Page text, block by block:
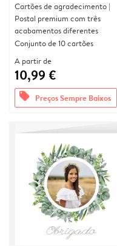
Cartões de agradecimento |
Postal premium com três
acabamentos diferentes
Conjunto de 10 cartões
A partir de
10,99 €
offers Preços Sempre Baixos